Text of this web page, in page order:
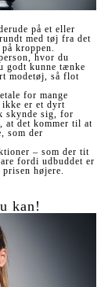
på et eller
med tøj fra det
kroppen.
hvor du
godt kunne tænke
modetøj, så flot
for mange
ikke er et dyrt
skynde sig, for
at det kommer til at
som der
– som der tit
fordi udbuddet er
højere.
kan!